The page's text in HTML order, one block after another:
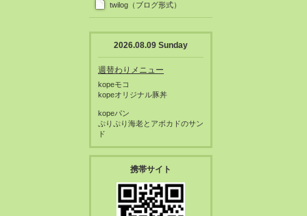
twilog（ブログ形式）
2026.08.09 Sunday
週替わりメニュー
kopeモコ
kopeオリジナル豚丼
kopeパン
ぷりぷり海老とアボカドのサン
ド
携帯サイト